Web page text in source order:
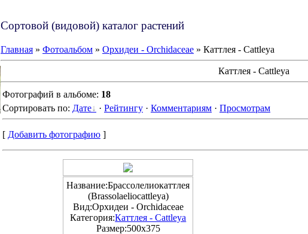
Сортовой (видовой) каталог растений
Главная » Фотоальбом » Орхидеи - Orchidaceae » Каттлея - Cattleya
Каттлея - Cattleya
Фотографий в альбоме: 18
Сортировать по: Дате · Рейтингу · Комментариям · Просмотрам
[ Добавить фотографию ]
Название:Брассолелиокаттлея
(Brassolaeliocattleya)
Вид:Орхидеи - Orchidaceae
Категория:Каттлея - Cattleya
Размер:500x375